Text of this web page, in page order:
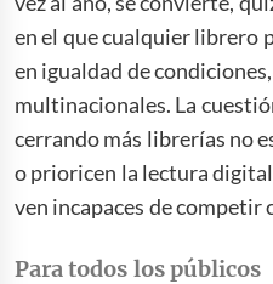
en el que cualquier librero
en igualdad de
multinacionales. La
cerrando más librerías no
o prioricen la lectura
ven incapaces de competir
Para todos los públicos